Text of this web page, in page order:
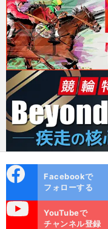
ok
Facebookで
フォローする
YouTubeで
チャンネル登録